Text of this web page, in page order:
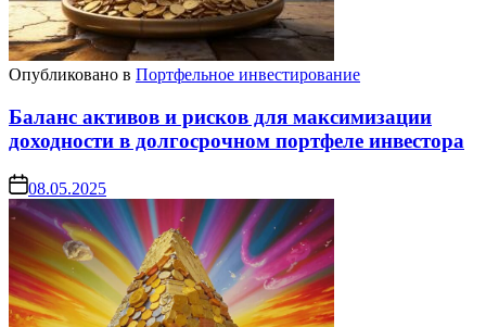
Опубликовано в Портфельное инвестирование
Баланс активов и рисков для максимизации
доходности в долгосрочном портфеле инвестора
08.05.2025